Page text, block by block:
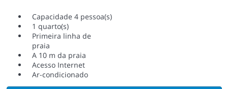
Capacidade 4 pessoa(s)
1 quarto(s)
Primeira linha de
praia
A 10 m da praia
Acesso Internet
Ar-condicionado